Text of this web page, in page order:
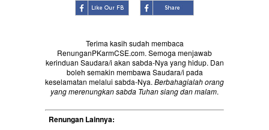
Terima kasih sudah membaca
RenunganPKarmCSE.com. Semoga menjawab
kerinduan Saudara/i akan sabda-Nya yang hidup. Dan
boleh semakin membawa Saudara/i pada
keselamatan melalui sabda-Nya. Berbahagialah orang
yang merenungkan sabda Tuhan siang dan malam.
Renungan Lainnya: